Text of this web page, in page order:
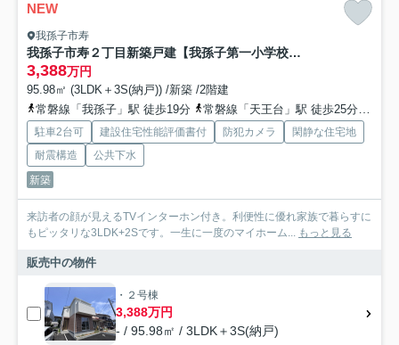
NEW
我孫子市寿
我孫子市寿２丁目新築戸建【我孫子第一小学校：6分】
3,388万円
95.98㎡ (3LDK＋3S(納戸)) /新築 /2階建
常磐線「我孫子」駅 徒歩19分
常磐線「天王台」駅 徒歩25分
駐車2台可 建設住宅性能評価書付 防犯カメラ
閑静な住宅地
耐震構造
公共下水
新築
来訪者の顔が見えるTVインターホン付き。利便性に優れ家族で暮らすに
もピッタリな3LDK+2Sです。一生に一度のマイホーム... もっと見る
販売中の物件
・２号棟
3,388万円
- / 95.98㎡ / 3LDK＋3S(納戸)